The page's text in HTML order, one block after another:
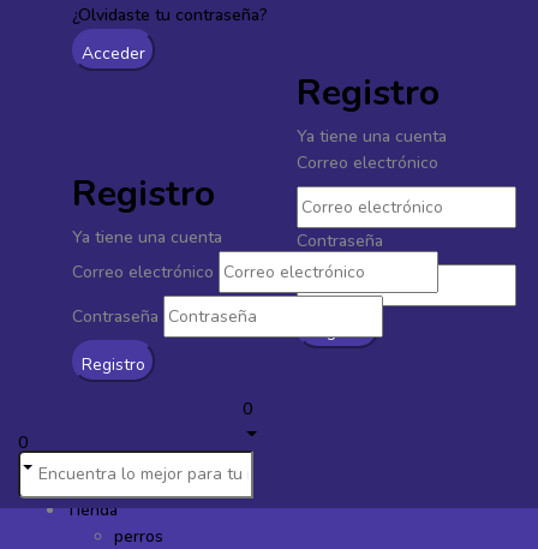
Registro
Ya tiene una cuenta
Correo electrónico
Contraseña
0
¿Olvidaste tu contraseña?
Registro
Ya tiene una cuenta
Correo electrónico
Contraseña
0
Tienda
perros